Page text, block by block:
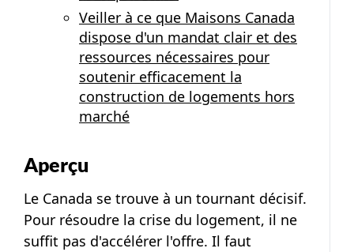
Veiller à ce que Maisons Canada
dispose d'un mandat clair et des
ressources nécessaires pour
soutenir efficacement la
construction de logements hors
marché
Aperçu
Le Canada se trouve à un tournant décisif.
Pour résoudre la crise du logement, il ne
suffit pas d'accélérer l'offre. Il faut